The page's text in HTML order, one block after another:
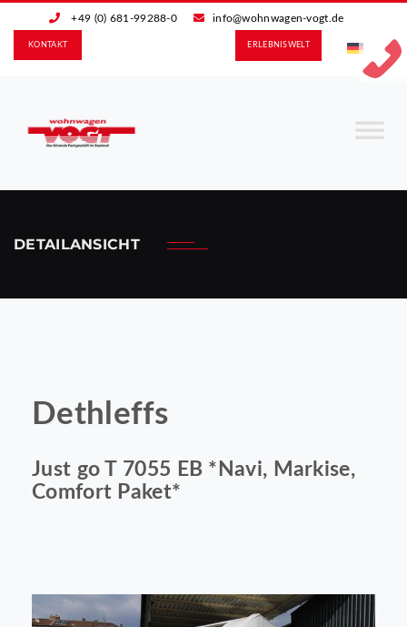
+49 (0) 681-99288-0 info@wohnwagen-vogt.de
ERLEBNIS­WELT
KONTAKT
DETAILANSICHT
Dethleffs
Just go T 7055 EB *Navi, Markise,
Comfort Paket*